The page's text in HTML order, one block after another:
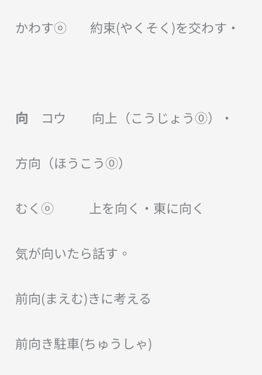
かわすⓞ 約束(やくそく)を交わす・
向 コウ 向上（こうじょう⓪）・
方向（ほうこう⓪）
むくⓞ 上を向く・東に向く
気が向いたら話す。
前向(まえむ)きに考える
前向き駐車(ちゅうしゃ)